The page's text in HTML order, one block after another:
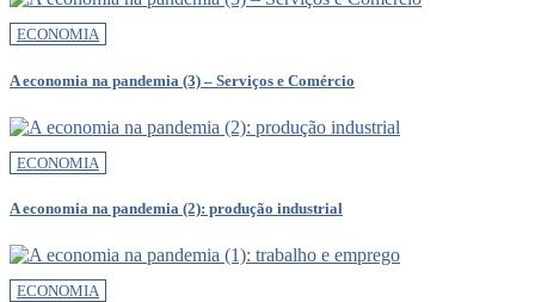
ECONOMIA
A economia na pandemia (3) – Serviços e Comércio
ECONOMIA
A economia na pandemia (2): produção industrial
ECONOMIA